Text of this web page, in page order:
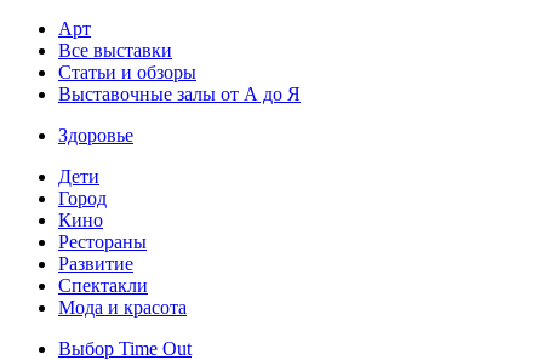
Арт
Все выставки
Статьи и обзоры
Выставочные залы от А до Я
Здоровье
Дети
Город
Кино
Рестораны
Развитие
Спектакли
Мода и красота
Выбор Time Out